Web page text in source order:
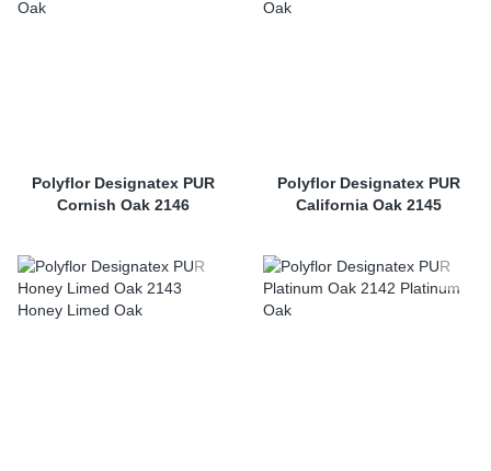
Polyflor Designatex PUR
Cornish Oak 2146
Polyflor Designatex PUR
California Oak 2145